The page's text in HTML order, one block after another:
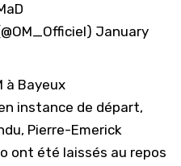
January
à Bayeux
instance de départ,
Pierre-Emerick
ont été laissés au repos